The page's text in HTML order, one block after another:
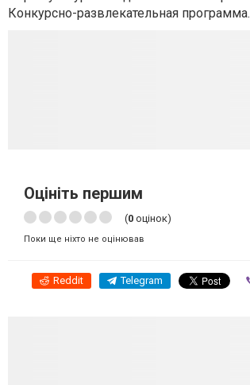
Конкурсно-развлекательная программа.
Оцініть першим
(0 оцінок)
Поки ще ніхто не оцінював
Reddit Telegram